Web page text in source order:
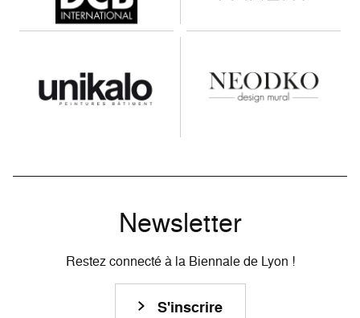
Newsletter
Restez connecté à la Biennale de Lyon !
S'inscrire